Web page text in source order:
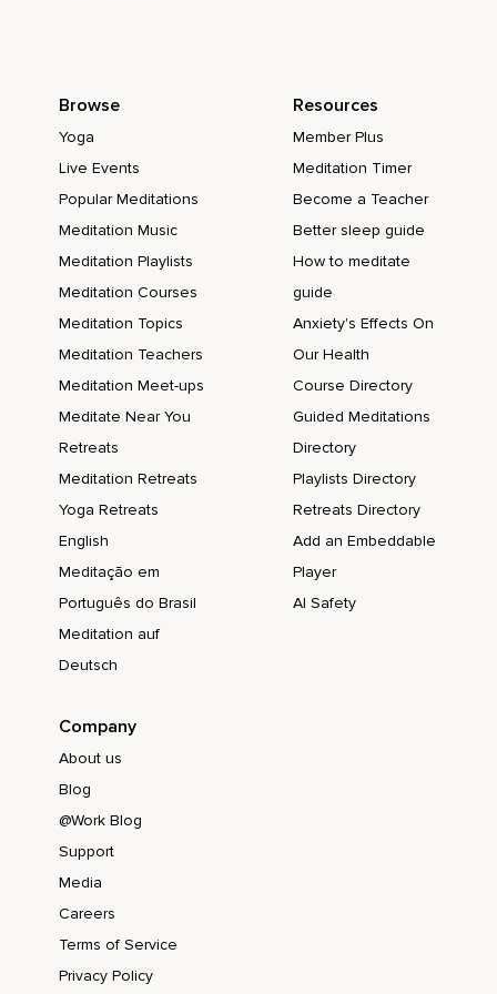
para respirar.
Y continúas llevando esa luz al resto del cuerpo,
Parando especialmente en aquellos lugares donde notes
más tensión.
Quizás intentando suavizar.
Piensa en alguien,
En una persona,
Una mascota,
Que te quiere mucho.
O a quien tú quieres mucho.
Puede ser alguien real o imaginado.
Sonidos,
Recuerdos,
Quizás,
Céntrate en un recuerdo.
Y cómo te sentías en ese momento.
Se expande Quizás lo notas más abierto,
Te notas más ligero.
Browse
Yoga
Live Events
Popular Meditations
Meditation Music
Meditation Playlists
Meditation Courses
Meditation Topics
Meditation Teachers
Meditation Meet-ups
Meditate Near You
Retreats
Meditation Retreats
Yoga Retreats
English
Meditação em
Português do Brasil
Meditation auf
Deutsch
Resources
Member Plus
Meditation Timer
Become a Teacher
Better sleep guide
How to meditate
guide
Anxiety's Effects On
Our Health
Course Directory
Guided Meditations
Directory
Playlists Directory
Retreats Directory
Add an Embeddable
Player
AI Safety
Company
About us
Blog
@Work Blog
Support
Media
Careers
Terms of Service
Privacy Policy